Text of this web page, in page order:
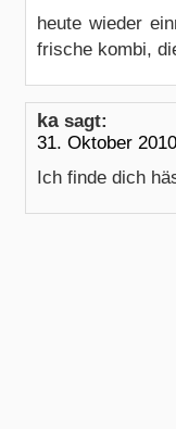
heute wieder
frische kombi,
ka sagt:
31. Oktober
Ich finde dich